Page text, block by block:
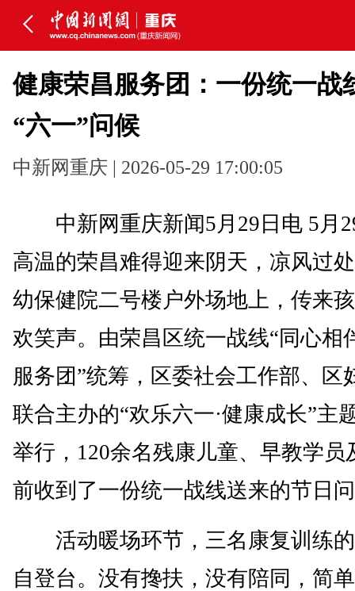
健康荣昌服务团：一份统一战
“六一”问候
中新网重庆 | 2026-05-29 17:00:05
中新网重庆新闻5月29日电 5月
高温的荣昌难得迎来阴天，凉风过
幼保健院二号楼户外场地上，传来
欢笑声。由荣昌区统一战线“同心相
服务团”统筹，区委社会工作部、区
联合主办的“欢乐六一·健康成长”主
举行，120余名残康儿童、早教学员
前收到了一份统一战线送来的节日
活动暖场环节，三名康复训练的
自登台。没有搀扶，没有陪同，简